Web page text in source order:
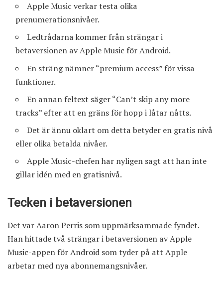
Apple Music verkar testa olika
prenumerationsnivåer.
Ledtrådarna kommer från strängar i
betaversionen av Apple Music för Android.
En sträng nämner “premium access” för vissa
funktioner.
En annan feltext säger “Can’t skip any more
tracks” efter att en gräns för hopp i låtar nåtts.
Det är ännu oklart om detta betyder en gratis nivå
eller olika betalda nivåer.
Apple Music-chefen har nyligen sagt att han inte
gillar idén med en gratisnivå.
Tecken i betaversionen
Det var Aaron Perris som uppmärksammade fyndet.
Han hittade två strängar i betaversionen av Apple
Music-appen för Android som tyder på att Apple
arbetar med nya abonnemangsnivåer.